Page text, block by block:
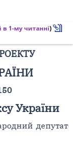
1-му читанні)